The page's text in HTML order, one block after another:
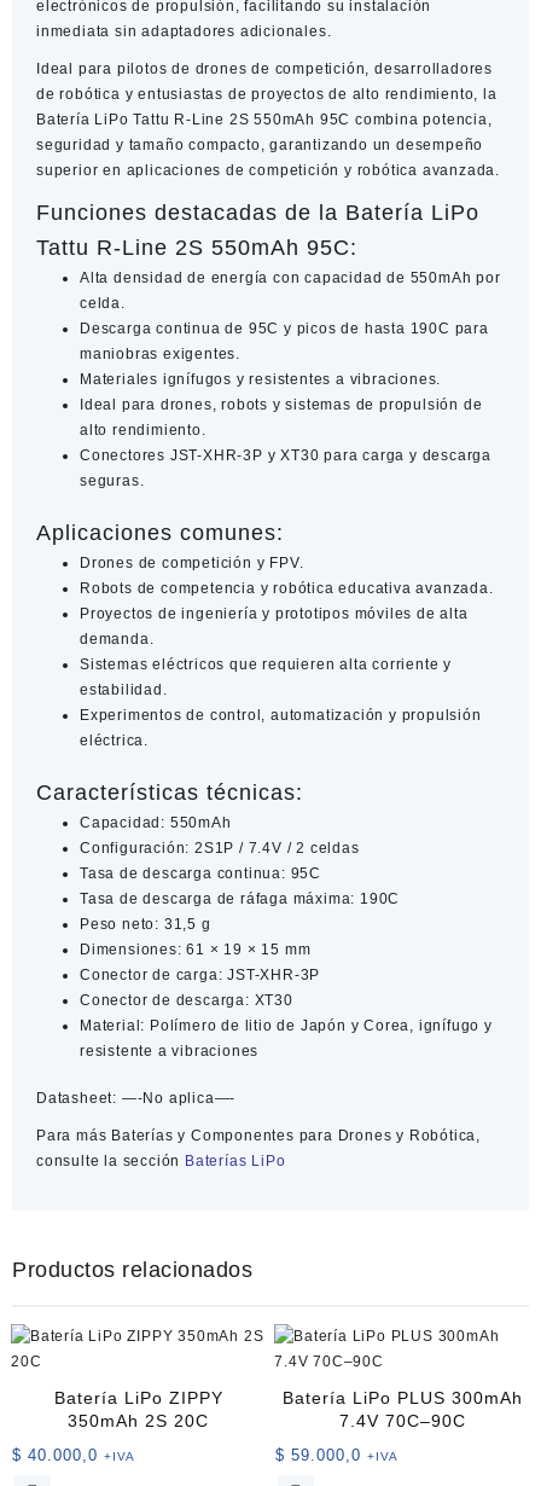
electrónicos de propulsión, facilitando su instalación
inmediata sin adaptadores adicionales.
Ideal para pilotos de drones de competición, desarrolladores
de robótica y entusiastas de proyectos de alto rendimiento, la
Batería LiPo Tattu R-Line 2S 550mAh 95C combina potencia,
seguridad y tamaño compacto, garantizando un desempeño
superior en aplicaciones de competición y robótica avanzada.
Funciones destacadas de la Batería LiPo
Tattu R-Line 2S 550mAh 95C:
Alta densidad de energía con capacidad de 550mAh por
celda.
Descarga continua de 95C y picos de hasta 190C para
maniobras exigentes.
Materiales ignífugos y resistentes a vibraciones.
Ideal para drones, robots y sistemas de propulsión de
alto rendimiento.
Conectores JST-XHR-3P y XT30 para carga y descarga
seguras.
Aplicaciones comunes:
Drones de competición y FPV.
Robots de competencia y robótica educativa avanzada.
Proyectos de ingeniería y prototipos móviles de alta
demanda.
Sistemas eléctricos que requieren alta corriente y
estabilidad.
Experimentos de control, automatización y propulsión
eléctrica.
Características técnicas:
Capacidad: 550mAh
Configuración: 2S1P / 7.4V / 2 celdas
Tasa de descarga continua: 95C
Tasa de descarga de ráfaga máxima: 190C
Peso neto: 31,5 g
Dimensiones: 61 × 19 × 15 mm
Conector de carga: JST-XHR-3P
Conector de descarga: XT30
Material: Polímero de litio de Japón y Corea, ignífugo y
resistente a vibraciones
Datasheet: —-No aplica—-
Para más Baterías y Componentes para Drones y Robótica,
consulte la sección Baterías LiPo
Productos relacionados
Batería LiPo ZIPPY
350mAh 2S 20C
$ 40.000,0 +IVA
Batería LiPo PLUS 300mAh
7.4V 70C–90C
$ 59.000,0 +IVA